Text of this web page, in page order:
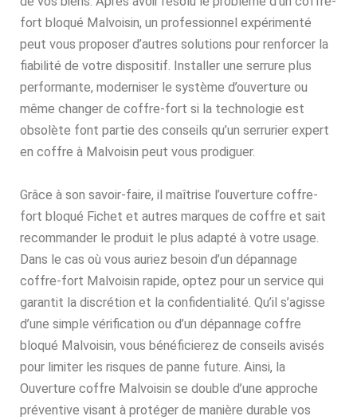
fort bloqué Malvoisin, un professionnel expérimenté
peut vous proposer d’autres solutions pour renforcer la
fiabilité de votre dispositif. Installer une serrure plus
performante, moderniser le système d’ouverture ou
même changer de coffre-fort si la technologie est
obsolète font partie des conseils qu’un serrurier expert
en coffre à Malvoisin peut vous prodiguer.
Grâce à son savoir-faire, il maîtrise l’ouverture coffre-
fort bloqué Fichet et autres marques de coffre et sait
recommander le produit le plus adapté à votre usage.
Dans le cas où vous auriez besoin d’un dépannage
coffre-fort Malvoisin rapide, optez pour un service qui
garantit la discrétion et la confidentialité. Qu’il s’agisse
d’une simple vérification ou d’un dépannage coffre
bloqué Malvoisin, vous bénéficierez de conseils avisés
pour limiter les risques de panne future. Ainsi, la
Ouverture coffre Malvoisin se double d’une approche
préventive visant à protéger de manière durable vos